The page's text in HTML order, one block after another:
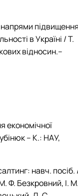
в Україні / Т.
відносин.–
економічної
– К.: НАУ,
навч. посіб.
Ф. Безкровний, І.